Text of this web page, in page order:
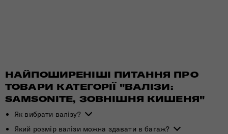
НАЙПОШИРЕНІШІ ПИТАННЯ ПРО
ТОВАРИ КАТЕГОРІЇ "ВАЛІЗИ:
SAMSONITE, ЗОВНІШНЯ КИШЕНЯ"
Як вибрати валізу?
Який розмір валізи можна здавати в багаж?